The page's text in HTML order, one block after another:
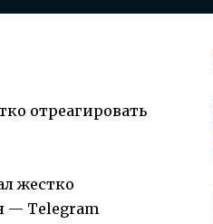
отреагировать
жестко
— Telegram